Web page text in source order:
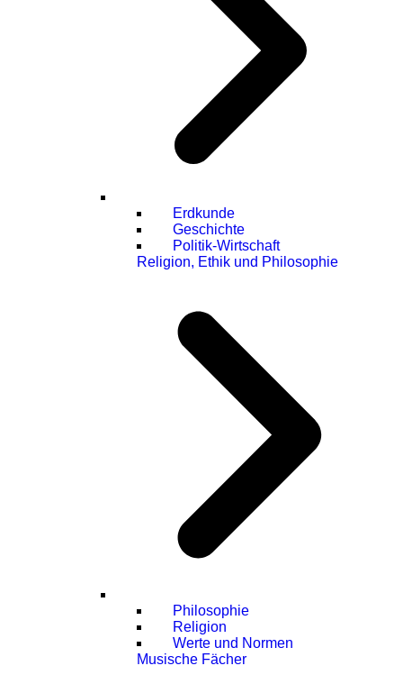
Erdkunde
Geschichte
Politik-Wirtschaft
Religion, Ethik und Philosophie
Philosophie
Religion
Werte und Normen
Musische Fächer